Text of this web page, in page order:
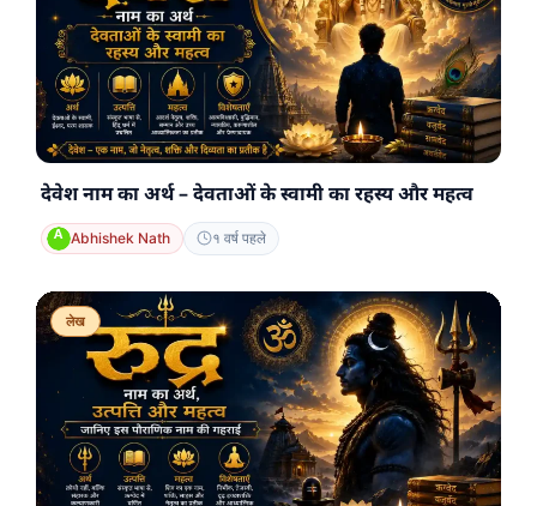
देवेश नाम का अर्थ – देवताओं के स्वामी का रहस्य और महत्व
Abhishek Nath १ वर्ष पहले
लेख